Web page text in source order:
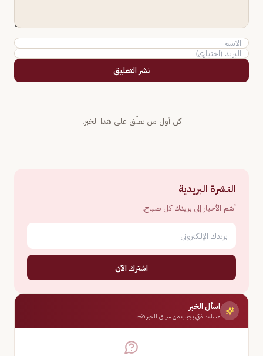
نشر التعليق
كن أول من يعلّق على هذا الخبر.
النشرة البريدية
أهم الأخبار إلى بريدك كل صباح.
اشترك الآن
اسأل الخبر
مساعد ذكي يجيب من سياق الخبر فقط